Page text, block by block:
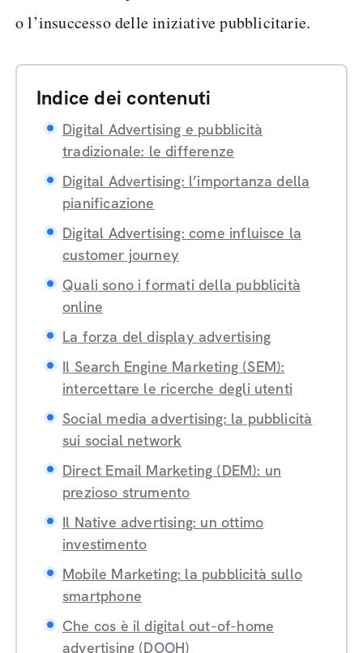
o l’insuccesso delle iniziative pubblicitarie.
Indice dei contenuti
Digital Advertising e pubblicità
tradizionale: le differenze
Digital Advertising: l’importanza della
pianificazione
Digital Advertising: come influisce la
customer journey
Quali sono i formati della pubblicità
online
La forza del display advertising
Il Search Engine Marketing (SEM):
intercettare le ricerche degli utenti
Social media advertising: la pubblicità
sui social network
Direct Email Marketing (DEM): un
prezioso strumento
Il Native advertising: un ottimo
investimento
Mobile Marketing: la pubblicità sullo
smartphone
Che cos è il digital out-of-home
advertising (DOOH)